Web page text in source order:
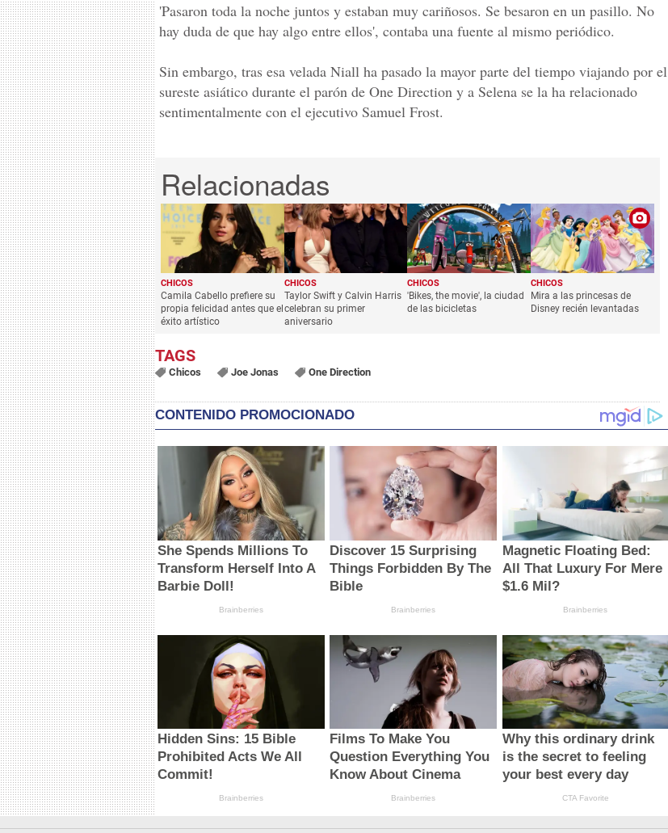
'Pasaron toda la noche juntos y estaban muy cariñosos. Se besaron en un pasillo. No
hay duda de que hay algo entre ellos', contaba una fuente al mismo periódico.
Sin embargo, tras esa velada Niall ha pasado la mayor parte del tiempo viajando por el
sureste asiático durante el parón de One Direction y a Selena se la ha relacionado
sentimentalmente con el ejecutivo Samuel Frost.
CHICOS
Camila Cabello prefiere su
propia felicidad antes que el
éxito artístico
CHICOS
Taylor Swift y Calvin Harris
celebran su primer
aniversario
CHICOS
'Bikes, the movie', la ciudad
de las bicicletas
CHICOS
Mira a las princesas de
Disney recién levantadas
Chicos Joe Jonas One Direction
CONTENIDO PROMOCIONADO
She Spends Millions To
Transform Herself Into A
Barbie Doll!
Brainberries
Discover 15 Surprising
Things Forbidden By The
Bible
Brainberries
Magnetic Floating Bed:
All That Luxury For Mere
$1.6 Mil?
Brainberries
Hidden Sins: 15 Bible
Prohibited Acts We All
Commit!
Brainberries
Films To Make You
Question Everything You
Know About Cinema
Brainberries
Why this ordinary drink
is the secret to feeling
your best every day
CTA Favorite